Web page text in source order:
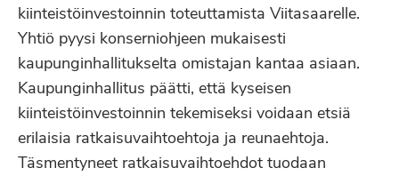
kiinteistöinvestoinnin toteuttamista Viitasaarelle.
Yhtiö pyysi konserniohjeen mukaisesti
kaupunginhallitukselta omistajan kantaa asiaan.
Kaupunginhallitus päätti, että kyseisen
kiinteistöinvestoinnin tekemiseksi voidaan etsiä
erilaisia ratkaisuvaihtoehtoja ja reunaehtoja.
Täsmentyneet ratkaisuvaihtoehdot tuodaan